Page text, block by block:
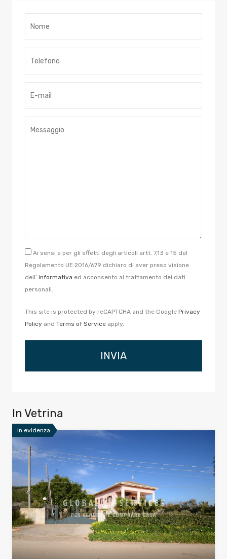
Ai sensi e per gli effetti degli articoli artt. 7,13 e 15 del
Regolamento UE 2016/679 dichiaro di aver preso visione
dell’ informativa ed acconsento al trattamento dei dati
personali.
This site is protected by reCAPTCHA and the Google Privacy
Policy and Terms of Service apply.
In Vetrina
In evidenza